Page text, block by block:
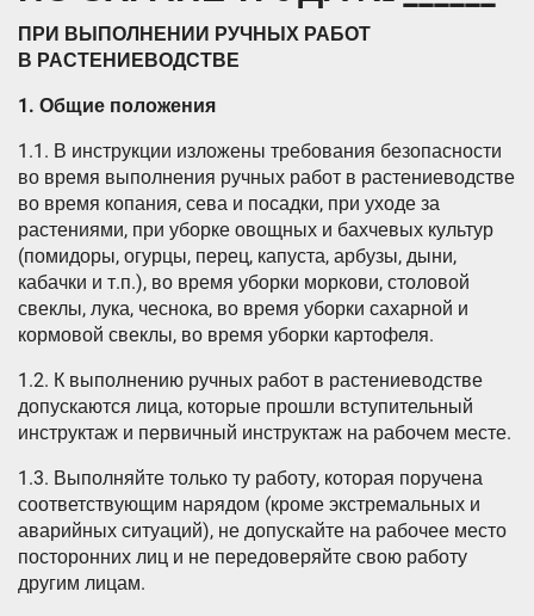
ПРИ ВЫПОЛНЕНИИ РУЧНЫХ РАБОТ
В РАСТЕНИЕВОДСТВЕ
1. Общие положения
1.1. В инструкции изложены требования безопасности
во время выполнения ручных работ в растениеводстве
во время копания, сева и посадки, при уходе за
растениями, при уборке овощных и бахчевых культур
(помидоры, огурцы, перец, капуста, арбузы, дыни,
кабачки и т.п.), во время уборки моркови, столовой
свеклы, лука, чеснока, во время уборки сахарной и
кормовой свеклы, во время уборки картофеля.
1.2. К выполнению ручных работ в растениеводстве
допускаются лица, которые прошли вступительный
инструктаж и первичный инструктаж на рабочем месте.
1.3. Выполняйте только ту работу, которая поручена
соответствующим нарядом (кроме экстремальных и
аварийных ситуаций), не допускайте на рабочее место
посторонних лиц и не передоверяйте свою работу
другим лицам.